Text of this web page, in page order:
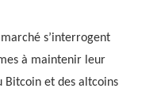
s’interrogent
à maintenir leur
et des altcoins